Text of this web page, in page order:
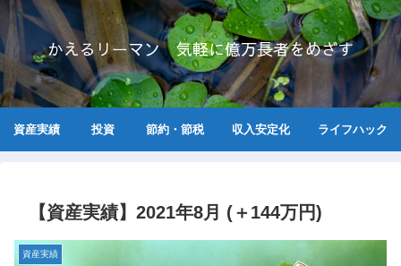
かえるリーマン 気軽に億万長者をめざす
資産実績 投資 節約・節税 収入安定化 ライフハック
【資産実績】2021年8月 (＋144万円)
資産実績